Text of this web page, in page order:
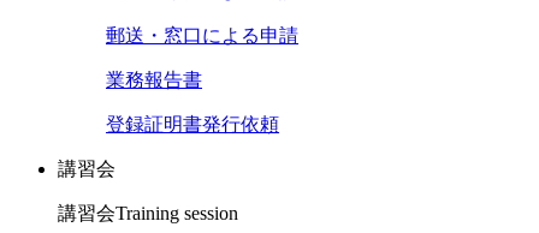
郵送・窓口による申請
業務報告書
登録証明書発行依頼
講習会
講習会Training session